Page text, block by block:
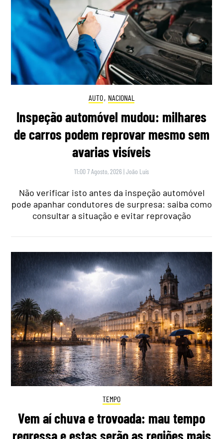
AUTO, NACIONAL
Inspeção automóvel mudou: milhares
de carros podem reprovar mesmo sem
avarias visíveis
11:00 7 Agosto, 2026 |João Luís
Não verificar isto antes da inspeção automóvel
pode apanhar condutores de surpresa: saiba como
consultar a situação e evitar reprovação
TEMPO
Vem aí chuva e trovoada: mau tempo